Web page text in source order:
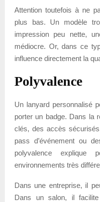
Attention toutefois à ne
plus bas. Un modèle
impression peu nette,
médiocre. Or, dans ce
influence directement la
Polyvalence
Un lanyard personnalisé
porter un badge. Dans la
clés, des accès
pass d’événement ou
polyvalence
environnements très
Dans une entreprise, il
Dans un salon, il